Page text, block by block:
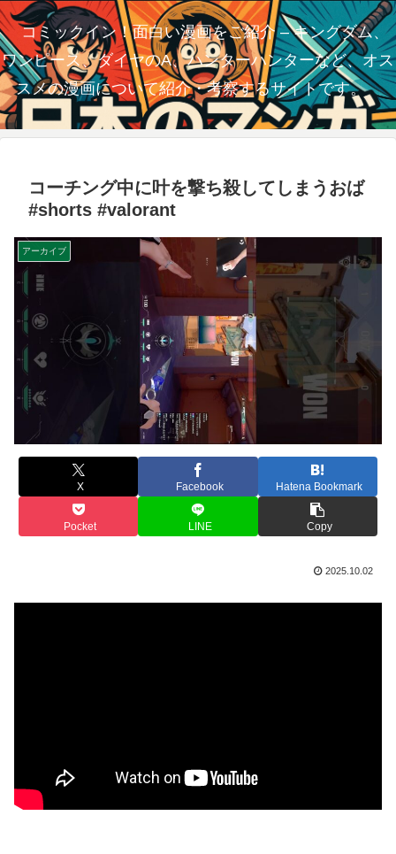
コミックイン！面白い漫画をご紹介 – キングダム、
ワンピース、ダイヤのA、ハンターハンターなど、オス
スメの漫画について紹介・考察するサイトです。
コーチング中に叶を撃ち殺してしまうおば
#shorts #valorant
アーカイブ
X Facebook Hatena Bookmark
Pocket LINE Copy
2025.10.02